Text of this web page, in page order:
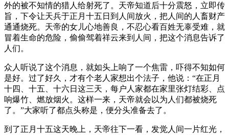
外的被不知情的猎人给射死了。天帝知道后十分震怒，立即传
旨，下令让天兵于正月十五日到人间放火，把人间的人畜财产
通通烧死。天帝的女儿心地善良，不忍心看百姓无辜受难，就
冒着生命的危险，偷偷驾着祥云来到人间，把这个消息告诉了
人们。
众人听说了这个消息，就如头上响了一个焦雷，吓得不知如何
是好。过了好久，才有个老人家想出个法子，他说：“在正月
十四、十五、十六日这三天，每户人家都在家里张灯结彩、点
响爆竹、燃放烟火。这样一来，天帝就会以为人们都被烧死
了。”大家听了都点头称是，便分头准备去了。
到了正月十五这天晚上，天帝往下一看，发觉人间一片红光，